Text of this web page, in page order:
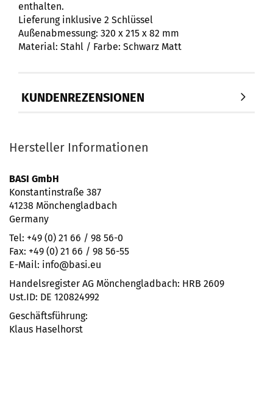
enthalten.
Lieferung inklusive 2 Schlüssel
Außenabmessung: 320 x 215 x 82 mm
Material: Stahl / Farbe: Schwarz Matt
KUNDENREZENSIONEN
Hersteller Informationen
BASI GmbH
Konstantinstraße 387
41238 Mönchengladbach
Germany
Tel: +49 (0) 21 66 / 98 56-0
Fax: +49 (0) 21 66 / 98 56-55
E-Mail: info@basi.eu
Handelsregister AG Mönchengladbach: HRB 2609
Ust.ID: DE 120824992
Geschäftsführung:
Klaus Haselhorst